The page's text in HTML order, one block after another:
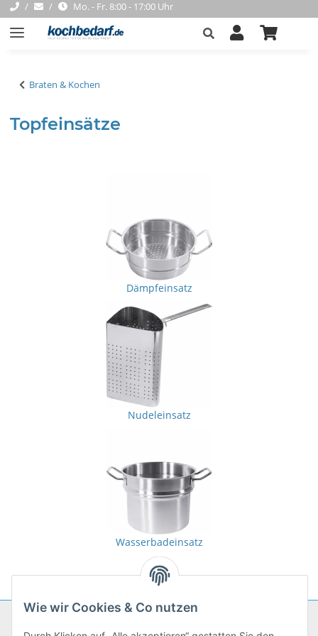
Mo. - Fr. 8:00 - 17:00 Uhr
Braten & Kochen
Topfeinsätze
Dämpfeinsatz
Nudeleinsatz
Wasserbadeinsatz
Wie wir Cookies & Co nutzen